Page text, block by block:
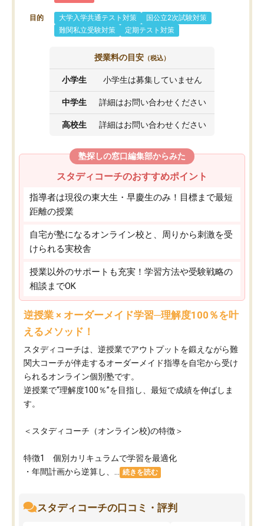
目的 大学入学共通テスト対策
国公立2次試験対策
難関私立受験対策
定期テスト対策
授業料の目安 （税込）
小学生 小学生は募集していません
中学生 詳細はお問い合わせください
高校生 詳細はお問い合わせください
塾探しの窓口編集部からみた
スタディコーチのおすすめポイント
指導者は現役の東大生・早慶生のみ！目標まで最短
距離の授業
自宅が塾になるオンライン校と、周りから刺激を受
けられる実校舎
授業以外のサポートも充実！学習方法や受験戦略の
相談までOK
逆授業 × オーダーメイド学習─理解度100％を叶
えるメソッド！
スタディコーチは、逆授業でアウトプットを鍛えながら難
関大コーチが伴走するオーダーメイド指導を自宅から受け
られるオンライン個別塾です。
逆授業で“理解度100％”を目指し、最短で成績を伸ばしま
す。
＜スタディコーチ（オンライン校)の特徴＞
特徴1 個別カリキュラムで学習を最適化
・年間計画から逆算し、... 続きを読む
スタディコーチの口コミ・評判